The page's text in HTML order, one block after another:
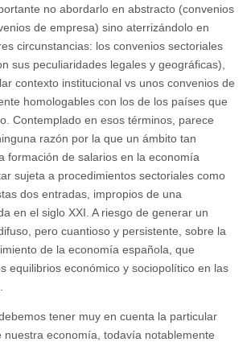
no abordarlo en abstracto (convenios
de empresa) sino aterrizándolo en
circunstancias: los convenios sectoriales
sus peculiaridades legales y geográficas),
contexto institucional vs unos convenios de
homologables con los de los países que
Contemplado en esos términos, parece
razón por la que un ámbito tan
formación de salarios en la economía
sujeta a procedimientos sectoriales como
dos entradas, impropios de una
en el siglo XXI. A riesgo de generar un
pero cuantioso y persistente, sobre la
de la economía española, que
equilibrios económico y sociopolítico en las
tener muy en cuenta la particular
nuestra economía, todavía notablemente